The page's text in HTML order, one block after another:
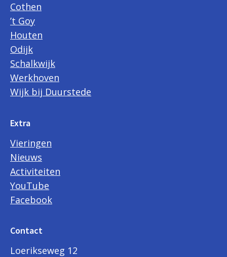
Cothen
’t Goy
Houten
Odijk
Schalkwijk
Werkhoven
Wijk bij Duurstede
Extra
Vieringen
Nieuws
Activiteiten
YouTube
Facebook
Contact
Loerikseweg 12